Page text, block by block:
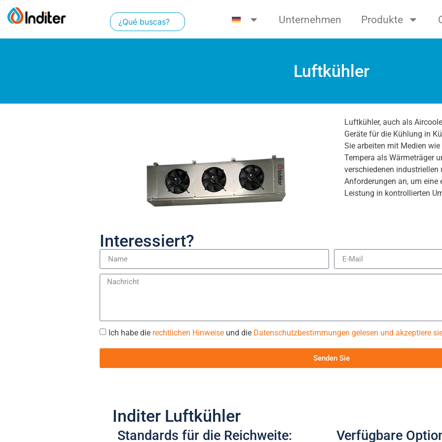
Unternehmen Produkte
Luftkühler
Luftkühler, auch als
Geräte für die Kühlung in
Sie arbeiten mit Medien
Tempera als Wärmeträger
verschiedenen industriellen
Anforderungen an, um
Leistung in kontrollierten
Interessiert?
Ich habe die rechtlichen Hinweiseund die Datenschutzbestimmungen gelesen und akzeptiere
Senden Sie
Inditer Luftkühler
Standards für die Reichweite: Verfügbare